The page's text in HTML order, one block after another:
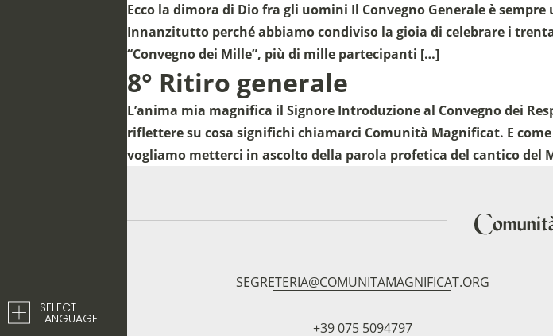
SELECT
LANGUAGE
Ecco la dimora di Dio fra gli uomini Il Convegno Generale è
Innanzitutto perché abbiamo condiviso la gioia di celebrare i
“Convegno dei Mille”, più di mille partecipanti […]
8° Ritiro generale
L’anima mia magnifica il Signore Introduzione al Convegno dei
riflettere su cosa significhi chiamarci Comunità Magnificat. E
vogliamo metterci in ascolto della parola profetica del cantico del
SEGRETERIA@COMUNITAMAGNIFICAT.ORG
+39 075 5094797